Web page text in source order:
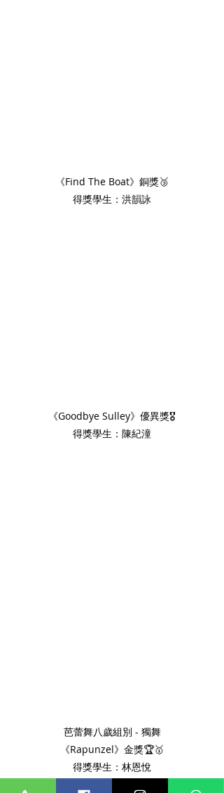
《Find The Boat》銅獎🥉
得獎學生：洪韻詠
《Goodbye Sulley》優異獎🎖️
得獎學生：陳紀潼
芭蕾舞八歲組別 - 獨舞
《Rapunzel》金獎🏆🥇
得獎學生：林恩悅